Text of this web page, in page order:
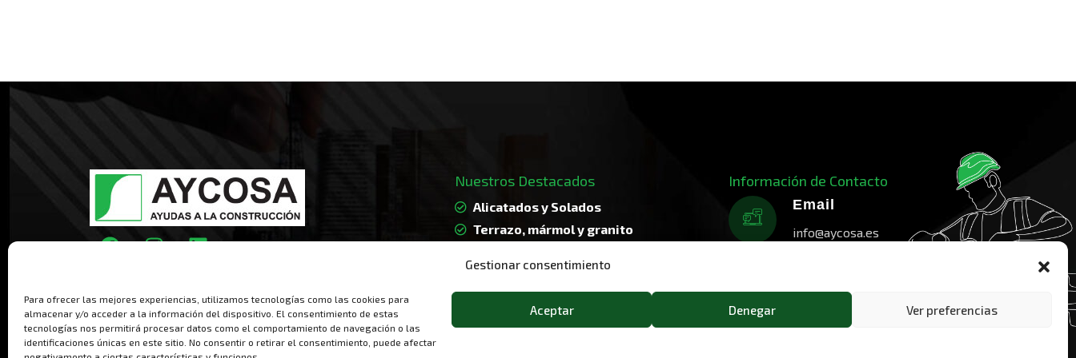
Gestionar consentimiento
Para ofrecer las mejores experiencias, utilizamos tecnologías como las cookies para
almacenar y/o acceder a la información del dispositivo. El consentimiento de estas
tecnologías nos permitirá procesar datos como el comportamiento de navegación o las
identificaciones únicas en este sitio. No consentir o retirar el consentimiento, puede afectar
Aceptar Denegar Ver preferencias
Nuestros Destacados
Alicatados y Solados
Terrazo, mármol y granito
Falsos Techos
Albañilería
Información de Contacto
Email
info@aycosa.es